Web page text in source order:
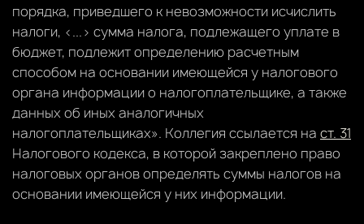
порядка, приведшего к невозможности исчислить
налоги, <...> сумма налога, подлежащего уплате в
бюджет, подлежит определению расчетным
способом на основании имеющейся у налогового
органа информации о налогоплательщике, а также
данных об иных аналогичных
налогоплательщиках». Коллегия ссылается на ст. 31
Налогового кодекса, в которой закреплено право
налоговых органов определять суммы налогов на
основании имеющейся у них информации.